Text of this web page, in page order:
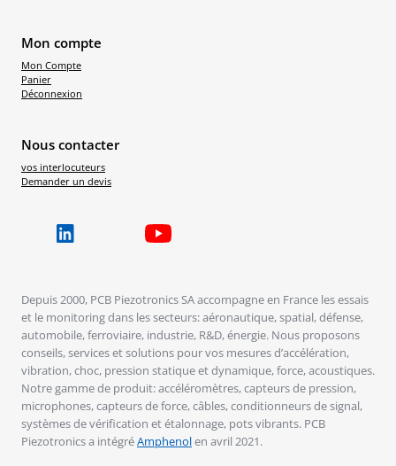
Mon compte
Mon Compte
Panier
Déconnexion
Nous contacter
vos interlocuteurs
Demander un devis
Depuis 2000, PCB Piezotronics SA accompagne en France les essais
et le monitoring dans les secteurs: aéronautique, spatial, défense,
automobile, ferroviaire, industrie, R&D, énergie. Nous proposons
conseils, services et solutions pour vos mesures d’accélération,
vibration, choc, pression statique et dynamique, force, acoustiques.
Notre gamme de produit: accéléromètres, capteurs de pression,
microphones, capteurs de force, câbles, conditionneurs de signal,
systèmes de vérification et étalonnage, pots vibrants. PCB
Piezotronics a intégréAmphenolen avril 2021.